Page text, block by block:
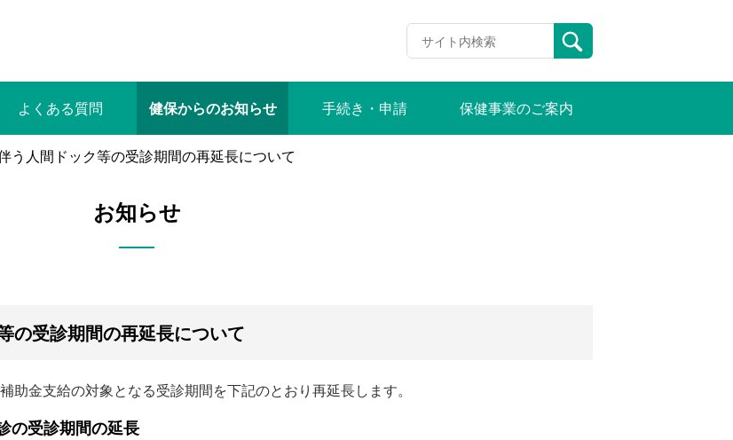
よくある質問 健保からのお知らせ 手続き・申請 保健事業のご案内
う人間ドック等の受診期間の再延長について
お知らせ
の受診期間の再延長について
金支給の対象となる受診期間を下記のとおり再延長します。
の受診期間の延長